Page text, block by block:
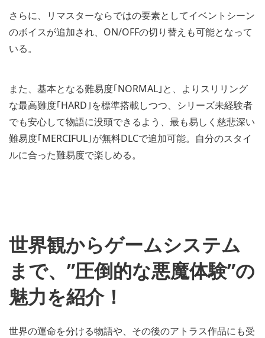
さらに、リマスターならではの要素としてイベントシーン
のボイスが追加され、ON/OFFの切り替えも可能となって
いる。
また、基本となる難易度｢NORMAL｣と、よりスリリング
な最高難度｢HARD｣を標準搭載しつつ、シリーズ未経験者
でも安心して物語に没頭できるよう、最も易しく慈悲深い
難易度｢MERCIFUL｣が無料DLCで追加可能。自分のスタイ
ルに合った難易度で楽しめる。
世界観からゲームシステム
まで、”圧倒的な悪魔体験”の
魅力を紹介！
世界の運命を分ける物語や、その後のアトラス作品にも受